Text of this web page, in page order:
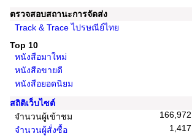
ตรวจสอบสถานะการจัดส่ง
Track & Trace ไปรษณีย์ไทย
Top 10
หนังสือมาใหม่
หนังสือขายดี
หนังสือยอดนิยม
สถิติเว็บไซต์
จำนวนผู้เข้าชม
166,972
จำนวนผู้สั่งซื้อ
1,417